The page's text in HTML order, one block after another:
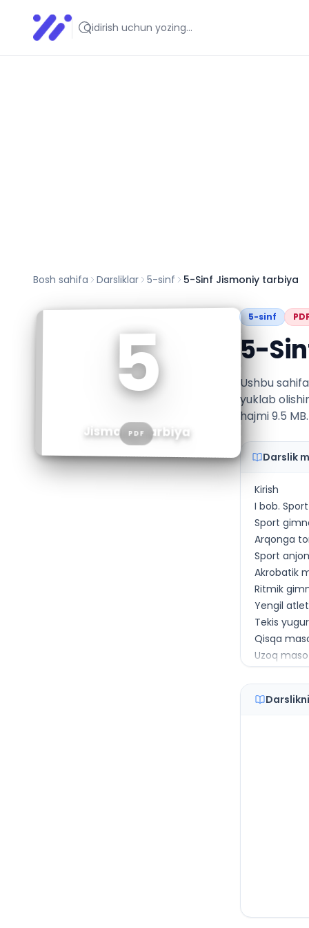
Infoedu
Ta&#039;lim xabarlari va yangiliklari
Bosh sahifa Darsliklar 5-sinf 5-Sinf Jismoniy tarbiya
5
Jismoniy tarbiya
PDF
5-sinf
5-
Ushbu
yuklab
hajmi 9.5
Darslik
Kirish
I bob.
Sport
Arqonga
Sport
Akrobatik
Ritmik
Yengil
Tekis
Qisqa
Uzoq
To‘p
Kurash